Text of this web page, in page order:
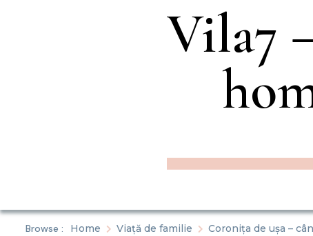
Vila7
Browse : Home Viață de familie Coronița de ușa –